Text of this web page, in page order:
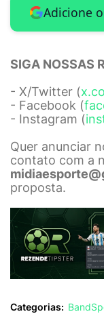
Adicione
SIGA NOSSAS
- X/Twitter (
- Facebook (
- Instagram (
Quer anunciar
contato com a
proposta.
Categorias: